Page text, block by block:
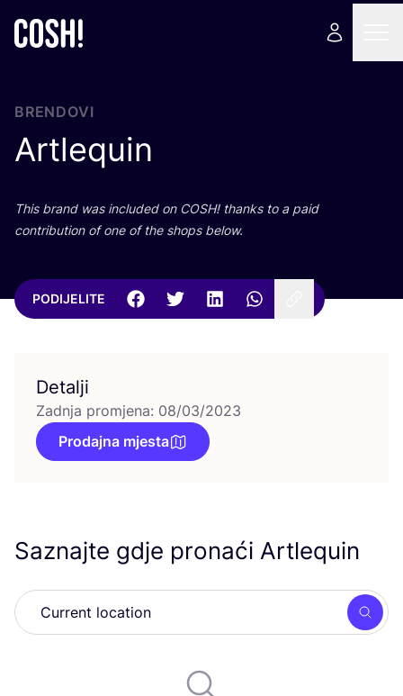
BRENDOVI
Artlequin
This brand was inclu­ded on COSH! than­ks to a paid
con­tri­bu­ti­on of one of the shops below.
PODIJELITE
Detalji
Zadnja promjena: 08/03/2023
Prodajna mjesta
Saznajte gdje pronaći Artlequin